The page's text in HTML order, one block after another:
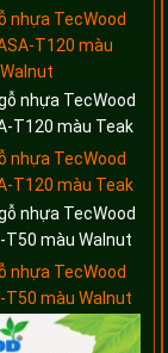
nhựa TecWood
T120 màu
Walnut
nhựa TecWood
T120 màu Teak
nhựa TecWood
T50 màu Walnut